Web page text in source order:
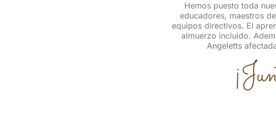
Hemos puesto toda
educadores, maestros
equipos directivos. El
almuerzo incluido.
Angeletts